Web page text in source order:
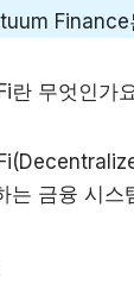
Finance
란 무엇인가
는 금융 시스